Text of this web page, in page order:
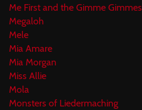
Me First and the Gimme Gimmes
Megaloh
Mele
Mia Amare
Mia Morgan
Miss Allie
Mola
Monsters of Liedermaching